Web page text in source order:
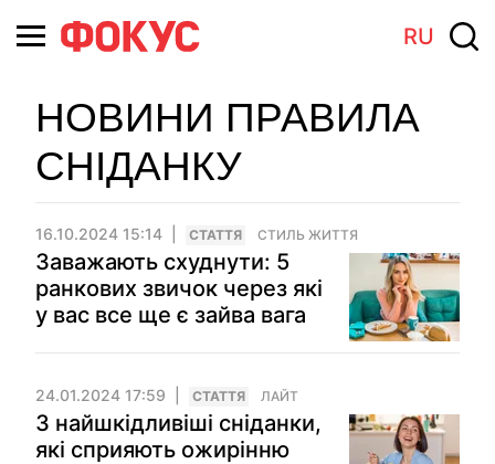
RU
НОВИНИ ПРАВИЛА
СНІДАНКУ
16.10.2024 15:14 СТАТТЯ СТИЛЬ ЖИТТЯ
Заважають схуднути: 5
ранкових звичок через які
у вас все ще є зайва вага
24.01.2024 17:59 СТАТТЯ ЛАЙТ
3 найшкідливіші сніданки,
які сприяють ожирінню